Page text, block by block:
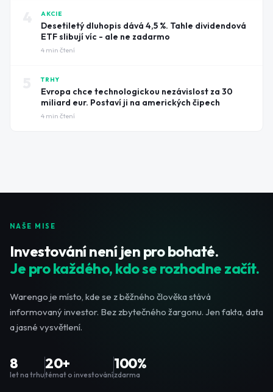
AKCIE
Desetiletý dluhopis dává 4,5 %. Tahle dividendová
ETF slibují víc - ale ne zadarmo
4 min čtení
TRHY
Evropa chce technologickou nezávislost za 30
miliard eur. Postaví ji na amerických čipech
4 min čtení
NAŠE MISE
Investování není jen pro bohaté.
Je pro každého, kdo se rozhodne začít.
Warengo je místo, kde se z běžného člověka stává
informovaný investor. Bez zbytečného žargonu. Jen fakta, data
a jasné vysvětlení.
8
let na trhu
20+
témat o investování
100%
zdarma